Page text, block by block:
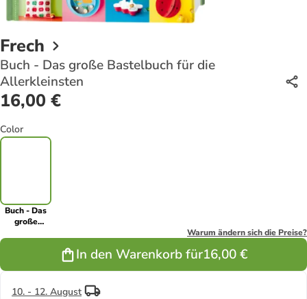
Frech
Buch - Das große Bastelbuch für die
Allerkleinsten
16,00 €
Color
Buch - Das
große
Warum ändern sich die Preise?
In den Warenkorb für16,00 €
10. - 12. August